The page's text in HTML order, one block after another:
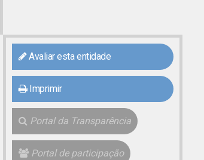
Avaliar esta entidade
Imprimir
Portal da Transparência
Portal de participação